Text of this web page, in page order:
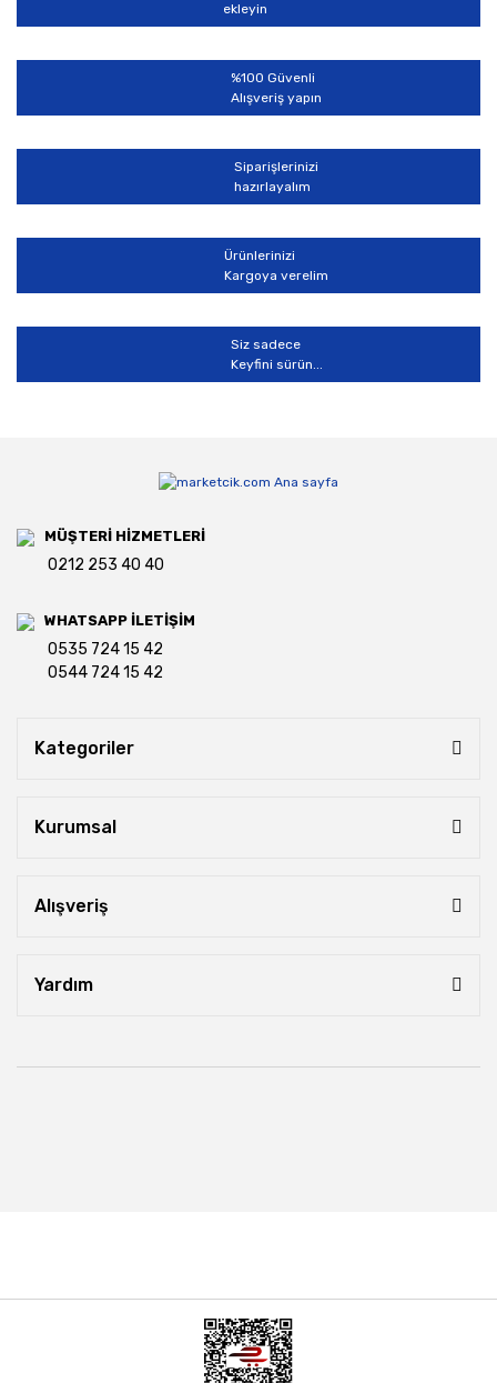
ekleyin
%100 Güvenli
Alışveriş yapın
Siparişlerinizi
hazırlayalım
Ürünlerinizi
Kargoya verelim
Siz sadece
Keyfini sürün...
MÜŞTERİ HİZMETLERİ
0212 253 40 40
WHATSAPP İLETİŞİM
0535 724 15 42
0544 724 15 42
Kategoriler
Kurumsal
Alışveriş
Yardım